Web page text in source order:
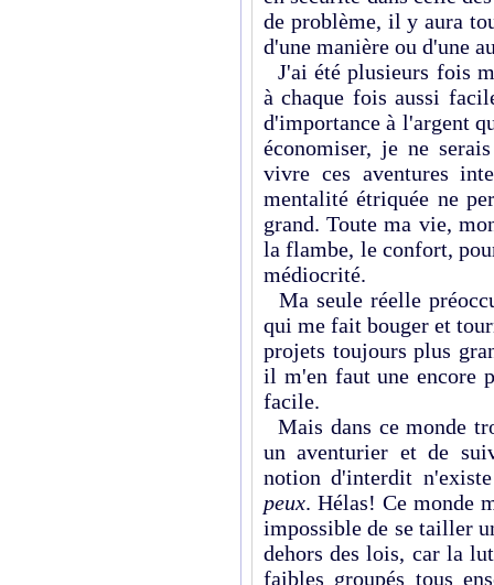
de problème, il y aura
d'une manière ou d'une
J'ai été plusieurs fois
à chaque fois aussi
d'importance à l'argent
économiser, je ne
vivre ces aventures
mentalité étriquée ne
grand. Toute ma vie,
la flambe, le confort,
médiocrité.
Ma seule réelle
qui me fait bouger et
projets toujours plus
il m'en faut une encore
facile.
Mais dans ce monde
un aventurier et de
notion d'interdit
peux. Hélas! Ce monde
impossible de se tailler
dehors des lois, car la
faibles groupés tous